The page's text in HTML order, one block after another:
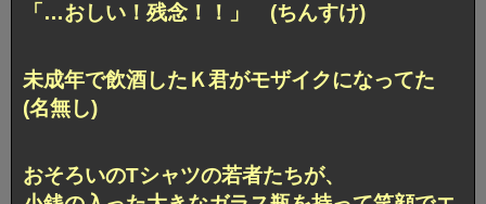
「…おしい！残念！！」 (ちんすけ)
未成年で飲酒したＫ君がモザイクになってた
(名無し)
おそろいのTシャツの若者たちが、